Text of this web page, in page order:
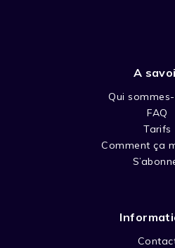
A
Qui
FAQ
Tarifs
Comment ça